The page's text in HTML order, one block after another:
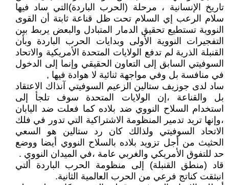
تاريخ الإنسانية ، مرحلة (الحرب الباردة)التي ساد فيها
سلام الرعب إي السلام تحت ظل قناعة ثابتة أن القوى
النووية تستطيع تحقيق الدمار المتبادل والبعض يربط بين
التفجيرات النووية الأولى وبدايات الحرب الباردة وبأن
القنبلة الذرية لم تدفع الولايات المتحدة الأمريكية والاتحاد
السوفيتي السابق إلى التعاون الحقيقي وإنما إلى الدخول
في منافسة بل وفي مواجهة ثنائية لا هوادة فيها ,
ساد لدى جوزيف ستالين الزعيم السوفيتي آنذاك الاعتقاد
بل والقناعة ،إن الولايات المتحدة سوف تلجأ إلى
استخدام السلاح النووي ضد بلاده كما فعلت ضد اليابان
،وإنها تريد تدمير المنظومة الاشتراكية التي تدور في فلك
الاتحاد السوفيتي ولذالك كان رد ستالين هو السعي
الحثيث من أجل تزويد بلاده بالسلاح النووي أيضا ووضع
حد للتفوق الأمريكي والغربي عامة ،في الميدان النووي .
قاد (منطق القنبلة) إلى منظومة الحرب الباردة ألتي
انبثقت كناتج فرعي من الحرب العالمية الثانية.